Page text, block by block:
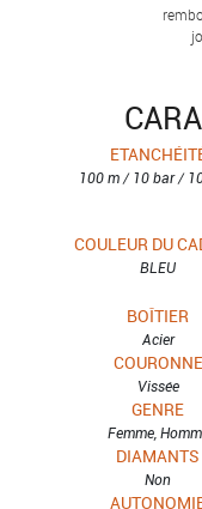
100 m / 10 bar /
COULEUR DU
BLEU
BOÎTIER
Acier
COURONNE
Vissée
GENRE
Femme,
DIAMANTS
Non